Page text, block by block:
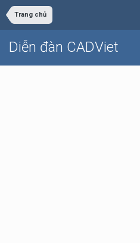
Trang chủ
Diễn đàn CADViet